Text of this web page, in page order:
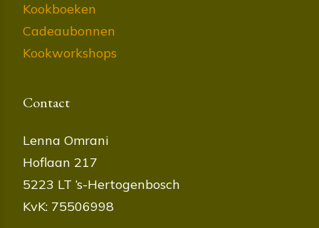
Kookboeken
Cadeaubonnen
Kookworkshops
Contact
Lenna Omrani
Hoflaan 217
5223 LT ‘s-Hertogenbosch
KvK: 75506998